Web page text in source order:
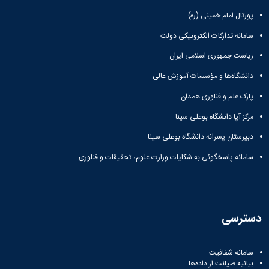
مرتبط
بنیاد
ملی
شرکت
های
بنیان
آئین
نامه ها
فرآیندها
آئین
فرم
پژوهشی
پورتال امام خمینی (ره)
سامانه تدارکات الکترونیکی دولت
ریاست جمهوری اسلامی ایران
دانشگاه‌ها و مؤسسات آموزش عالی
پارک علم و فناوری همدان
مرکز آپا دانشگاه بوعلی سینا
دبیرستان پسرانه دانشگاه بوعلی سینا
سامانه پاسخگوئی به شکایات وزارت علوم، تحقیقات و فناوری
دسترسی
سامانه شفافیت
بیانیه صیانت از داده‌ها